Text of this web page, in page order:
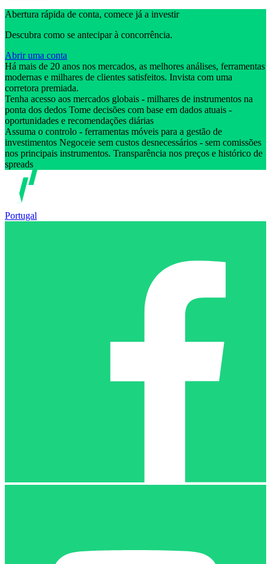
Abertura rápida de conta, comece já a investir
Descubra como se antecipar à concorrência.
Abrir uma conta
Há mais de 20 anos nos mercados, as melhores análises, ferramentas
modernas e milhares de clientes satisfeitos. Invista com uma
corretora premiada.
Tenha acesso aos mercados globais - milhares de instrumentos na
ponta dos dedos Tome decisões com base em dados atuais -
oportunidades e recomendações diárias
Assuma o controlo - ferramentas móveis para a gestão de
investimentos Negoceie sem custos desnecessários - sem comissões
nos principais instrumentos. Transparência nos preços e histórico de
spreads
Portugal